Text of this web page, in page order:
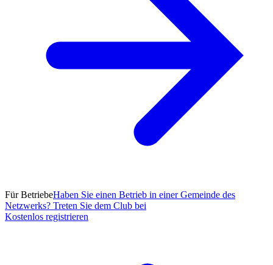
Für BetriebeHaben Sie einen Betrieb in einer Gemeinde des
Netzwerks? Treten Sie dem Club bei
Kostenlos registrieren